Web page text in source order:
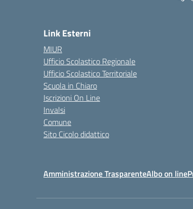
Link Esterni
MIUR
Ufficio Scolastico Regionale
Ufficio Scolastico Territoriale
Scuola in Chiaro
Iscrizioni On Line
Invalsi
Comune
Sito Cicolo didattico
Amministrazione TrasparenteAlbo on line